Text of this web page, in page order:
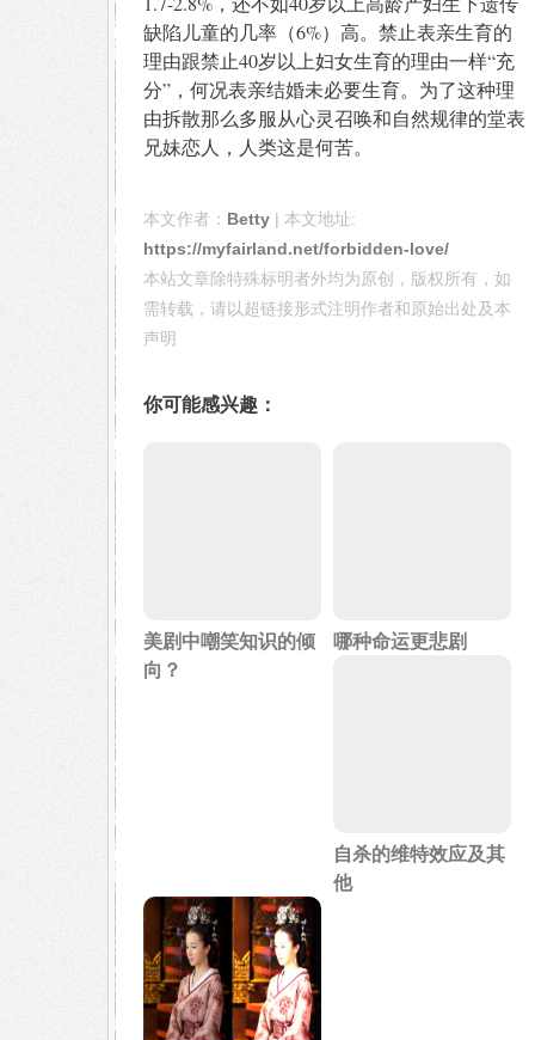
缺陷儿童的几率（6%）高。禁止表亲生育的
理由跟禁止40岁以上妇女生育的理由一样“充
分”，何况表亲结婚未必要生育。为了这种理
由拆散那么多服从心灵召唤和自然规律的堂表
兄妹恋人，人类这是何苦。
本文作者： Betty | 本文地址:
https://myfairland.net/forbidden-love/
本站文章除特殊标明者外均为原创，版权所有，如
需转载，请以超链接形式注明作者和原始出处及本
声明
你可能感兴趣：
美剧中嘲笑知识的倾
向？
哪种命运更悲剧
自杀的维特效应及其
他